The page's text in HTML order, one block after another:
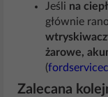
Jeśli na
głównie
żarowe,
(
Zalecana